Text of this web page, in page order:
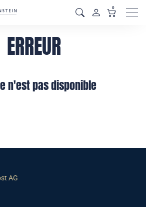
0
ERREUR
n'est pas disponible
AG